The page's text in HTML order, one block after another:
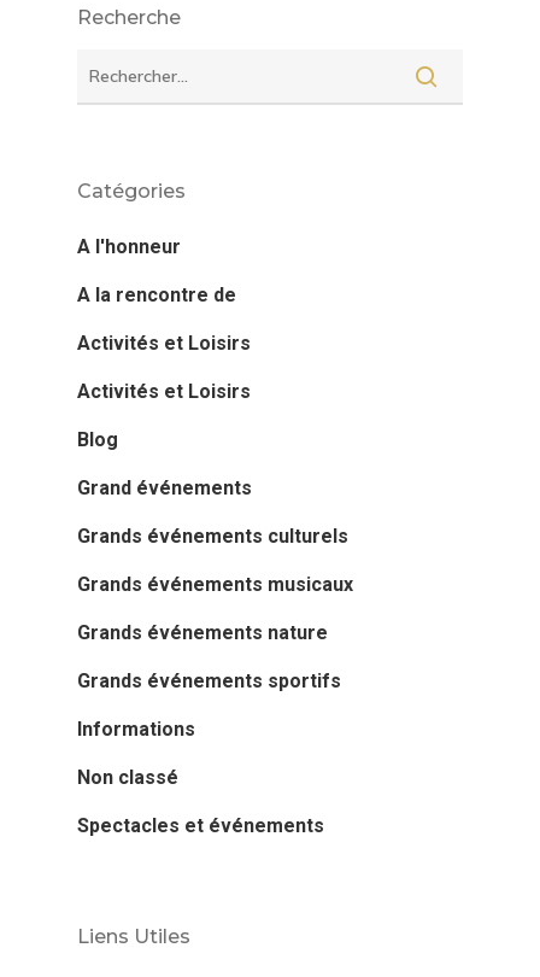
Recherche
Catégories
A l'honneur
A la rencontre de
Activités et Loisirs
Activités et Loisirs
Blog
Grand événements
Grands événements culturels
Grands événements musicaux
Grands événements nature
Grands événements sportifs
Informations
Non classé
Spectacles et événements
Liens Utiles